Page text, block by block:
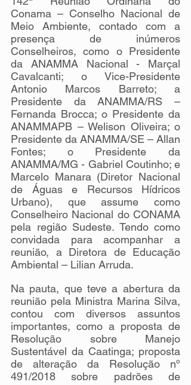
Conama – Conselho Nacional de
Meio Ambiente, contado com a
presença de inúmeros
Conselheiros, como o Presidente
da ANAMMA Nacional - Marçal
Cavalcanti; o Vice-Presidente
Antonio Marcos Barreto; a
Presidente da ANAMMA/RS –
Fernanda Brocca; o Presidente da
ANAMMAPB – Welison Oliveira; o
Presidente da ANAMMA/SE – Allan
Fontes; o Presidente da
ANAMMA/MG - Gabriel Coutinho; e
Marcelo Manara (Diretor Nacional
de Águas e Recursos Hídricos
Urbano), que assume como
Conselheiro Nacional do CONAMA
pela região Sudeste. Tendo como
convidada para acompanhar a
reunião, a Diretora de Educação
Ambiental – Lilian Arruda.
Na pauta, que teve a abertura da
reunião pela Ministra Marina Silva,
contou com diversos assuntos
importantes, como a proposta de
Resolução sobre Manejo
Sustentável da Caatinga; proposta
de alteração da Resolução nº
491/2018 sobre padrões de